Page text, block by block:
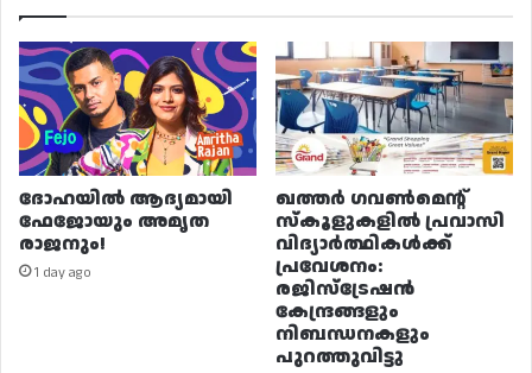
ദോഹയിൽ ആദ്യമായി
ഫേജോയും അമൃത
രാജനും!
1 day ago
ഖത്തർ ഗവൺമെന്റ്
സ്കൂളുകളിൽ പ്രവാസി
വിദ്യാർത്ഥികൾക്ക്
പ്രവേശനം:
രജിസ്ട്രേഷൻ
കേന്ദ്രങ്ങളും
നിബന്ധനകളും
പുറത്തുവിട്ടു